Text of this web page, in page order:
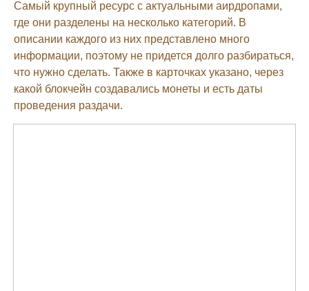
Самый крупный ресурс с актуальными аирдропами,
где они разделены на несколько категорий. В
описании каждого из них представлено много
информации, поэтому не придется долго разбираться,
что нужно сделать. Также в карточках указано, через
какой блокчейн создавались монеты и есть даты
проведения раздачи.